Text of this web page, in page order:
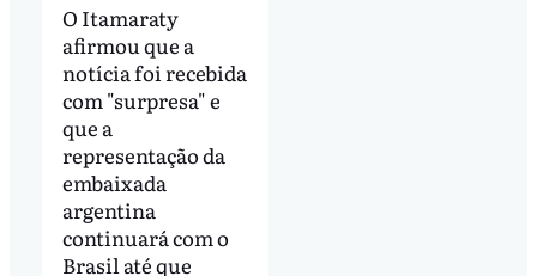
O Itamaraty
afirmou que a
notícia foi recebida
com "surpresa" e
que a
representação da
embaixada
argentina
continuará com o
Brasil até que